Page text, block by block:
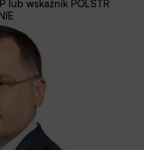
lub wskaźnik POLSTR